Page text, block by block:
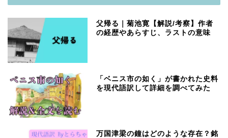
父帰る｜菊池寛【解説/考察】作者
の経歴やあらすじ、ラストの意味
「ベニス市の如く」が書かれた史料
を現代語訳して詳細を調べてみた
万国津梁の鐘はどのような存在？銘